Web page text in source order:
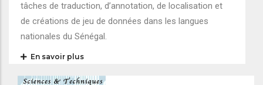
tâches de traduction, d’annotation, de localisation et
de créations de jeu de données dans les langues
nationales du Sénégal.
En savoir plus